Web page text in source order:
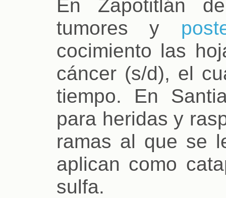
En Zapotitlán
tumores y
cocimiento las
cáncer (s/d), el
tiempo. En
para heridas y
ramas al que se
aplican como
sulfa.